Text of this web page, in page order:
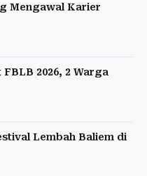
Mengawal Karier
2026, 2 Warga
Lembah Baliem di